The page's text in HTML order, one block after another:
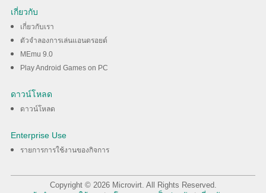
เกี่ยวกับ
เกี่ยวกับเรา
ตัวจำลองการเล่นแอนดรอยด์
MEmu 9.0
Play Android Games on PC
ดาวน์โหลด
ดาวน์โหลด
Enterprise Use
รายการการใช้งานของกิจการ
Copyright © 2026 Microvirt. All Rights Reserved.